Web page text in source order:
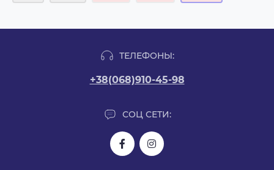
ТЕЛЕФОНЫ:
+38(068)910-45-98
СОЦ СЕТИ: